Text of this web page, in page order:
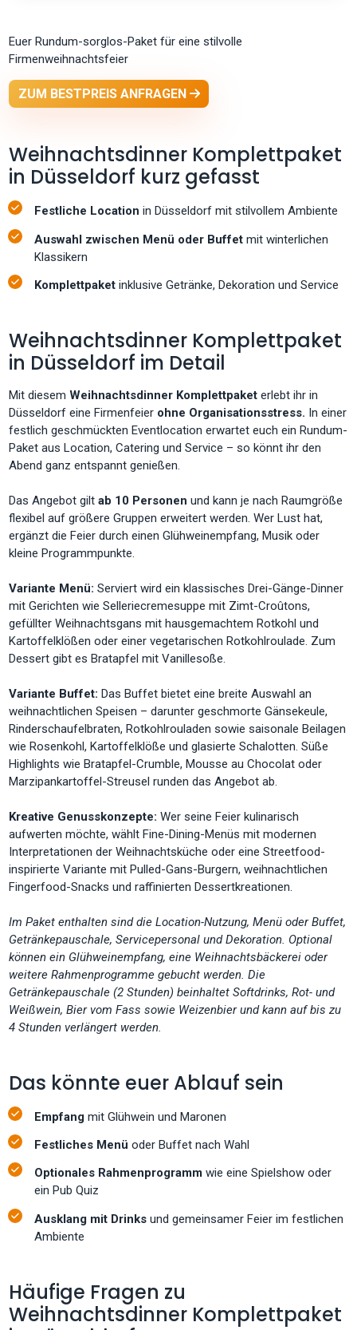
Euer Rundum-sorglos-Paket für eine stilvolle
Firmenweihnachtsfeier
ZUM BESTPREIS ANFRAGEN
Weihnachtsdinner Komplettpaket
in Düsseldorf kurz gefasst
Festliche Location in Düsseldorf mit stilvollem Ambiente
Auswahl zwischen Menü oder Buffet mit winterlichen
Klassikern
Komplettpaketinklusive Getränke, Dekoration und Service
Weihnachtsdinner Komplettpaket
in Düsseldorf im Detail
Mit diesemWeihnachtsdinner Komplettpaketerlebt ihr in
Düsseldorf eine Firmenfeier ohne Organisationsstress. In einer
festlich geschmückten Eventlocation erwartet euch ein Rundum-
Paket aus Location, Catering und Service – so könnt ihr den
Abend ganz entspannt genießen.
Das Angebot giltab 10 Personen und kann je nach Raumgröße
flexibel auf größere Gruppen erweitert werden. Wer Lust hat,
ergänzt die Feier durch einen Glühweinempfang, Musik oder
kleine Programmpunkte.
Variante Menü:Serviert wird ein klassisches Drei-Gänge-Dinner
mit Gerichten wie Selleriecremesuppe mit Zimt-Croûtons,
gefüllter Weihnachtsgans mit hausgemachtem Rotkohl und
Kartoffelklößen oder einer vegetarischen Rotkohlroulade. Zum
Dessert gibt es Bratapfel mit Vanillesoße.
Variante Buffet:Das Buffet bietet eine breite Auswahl an
weihnachtlichen Speisen – darunter geschmorte Gänsekeule,
Rinderschaufelbraten, Rotkohlrouladen sowie saisonale Beilagen
wie Rosenkohl, Kartoffelklöße und glasierte Schalotten. Süße
Highlights wie Bratapfel-Crumble, Mousse au Chocolat oder
Marzipankartoffel-Streusel runden das Angebot ab.
Kreative Genusskonzepte:Wer seine Feier kulinarisch
aufwerten möchte, wählt Fine-Dining-Menüs mit modernen
Interpretationen der Weihnachtsküche oder eine Streetfood-
inspirierte Variante mit Pulled-Gans-Burgern, weihnachtlichen
Fingerfood-Snacks und raffinierten Dessertkreationen.
Im Paket enthalten sind die Location-Nutzung, Menü oder Buffet,
Getränkepauschale, Servicepersonal und Dekoration. Optional
können ein Glühweinempfang, eine Weihnachtsbäckerei oder
weitere Rahmenprogramme gebucht werden. Die
Getränkepauschale (2 Stunden) beinhaltet Softdrinks, Rot- und
Weißwein, Bier vom Fass sowie Weizenbier und kann auf bis zu
4 Stunden verlängert werden.
Das könnte euer Ablauf sein
Empfangmit Glühwein und Maronen
Festliches Menüoder Buffet nach Wahl
Optionales Rahmenprogramm wie eine Spielshow oder
ein Pub Quiz
Ausklang mit Drinks und gemeinsamer Feier im festlichen
Ambiente
Häufige Fragen zu
Weihnachtsdinner Komplettpaket